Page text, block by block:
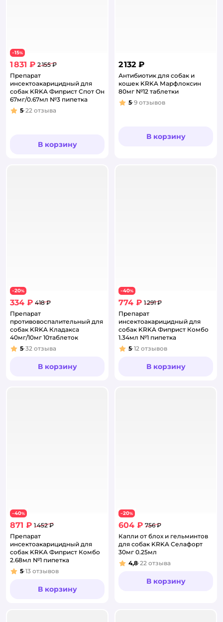
−15%
1 831 ₽ 2 155 ₽
Препарат
инсектоакарицидный для
собак KRKA Фиприст Спот Он
67мг/0.67мл №3 пипетка
Рейтинг:
5 22 отзыва
В корзину
2 132 ₽
Антибиотик для собак и
кошек KRKA Марфлоксин
80мг №12 таблетки
Рейтинг:
5 9 отзывов
В корзину
−20%
334 ₽ 418 ₽
Препарат
противовоспалительный для
собак KRKA Кладакса
40мг/10мг 10таблеток
Рейтинг:
5 32 отзыва
В корзину
−40%
774 ₽ 1 291 ₽
Препарат
инсектоакарицидный для
собак KRKA Фиприст Комбо
1.34мл №1 пипетка
Рейтинг:
5 12 отзывов
В корзину
−40%
871 ₽ 1 452 ₽
Препарат
инсектоакарицидный для
собак KRKA Фиприст Комбо
2.68мл №1 пипетка
Рейтинг:
5 13 отзывов
В корзину
−20%
604 ₽ 756 ₽
Капли от блох и гельминтов
для собак KRKA Селафорт
30мг 0.25мл
Рейтинг:
4,8 22 отзыва
В корзину